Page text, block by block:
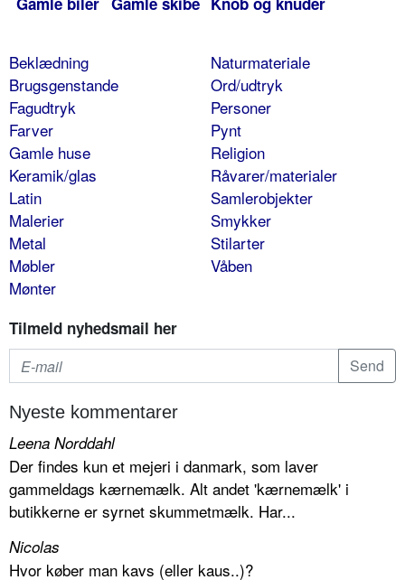
Beklædning
Brugsgenstande
Fagudtryk
Farver
Gamle huse
Keramik/glas
Latin
Malerier
Metal
Møbler
Mønter
Naturmateriale
Ord/udtryk
Personer
Pynt
Religion
Råvarer/materialer
Samlerobjekter
Smykker
Stilarter
Våben
Tilmeld nyhedsmail her
Nyeste kommentarer
Leena Norddahl
Der findes kun et mejeri i danmark, som laver
gammeldags kærnemælk. Alt andet 'kærnemælk' i
butikkerne er syrnet skummetmælk. Har...
Nicolas
Hvor køber man kavs (eller kaus..)?